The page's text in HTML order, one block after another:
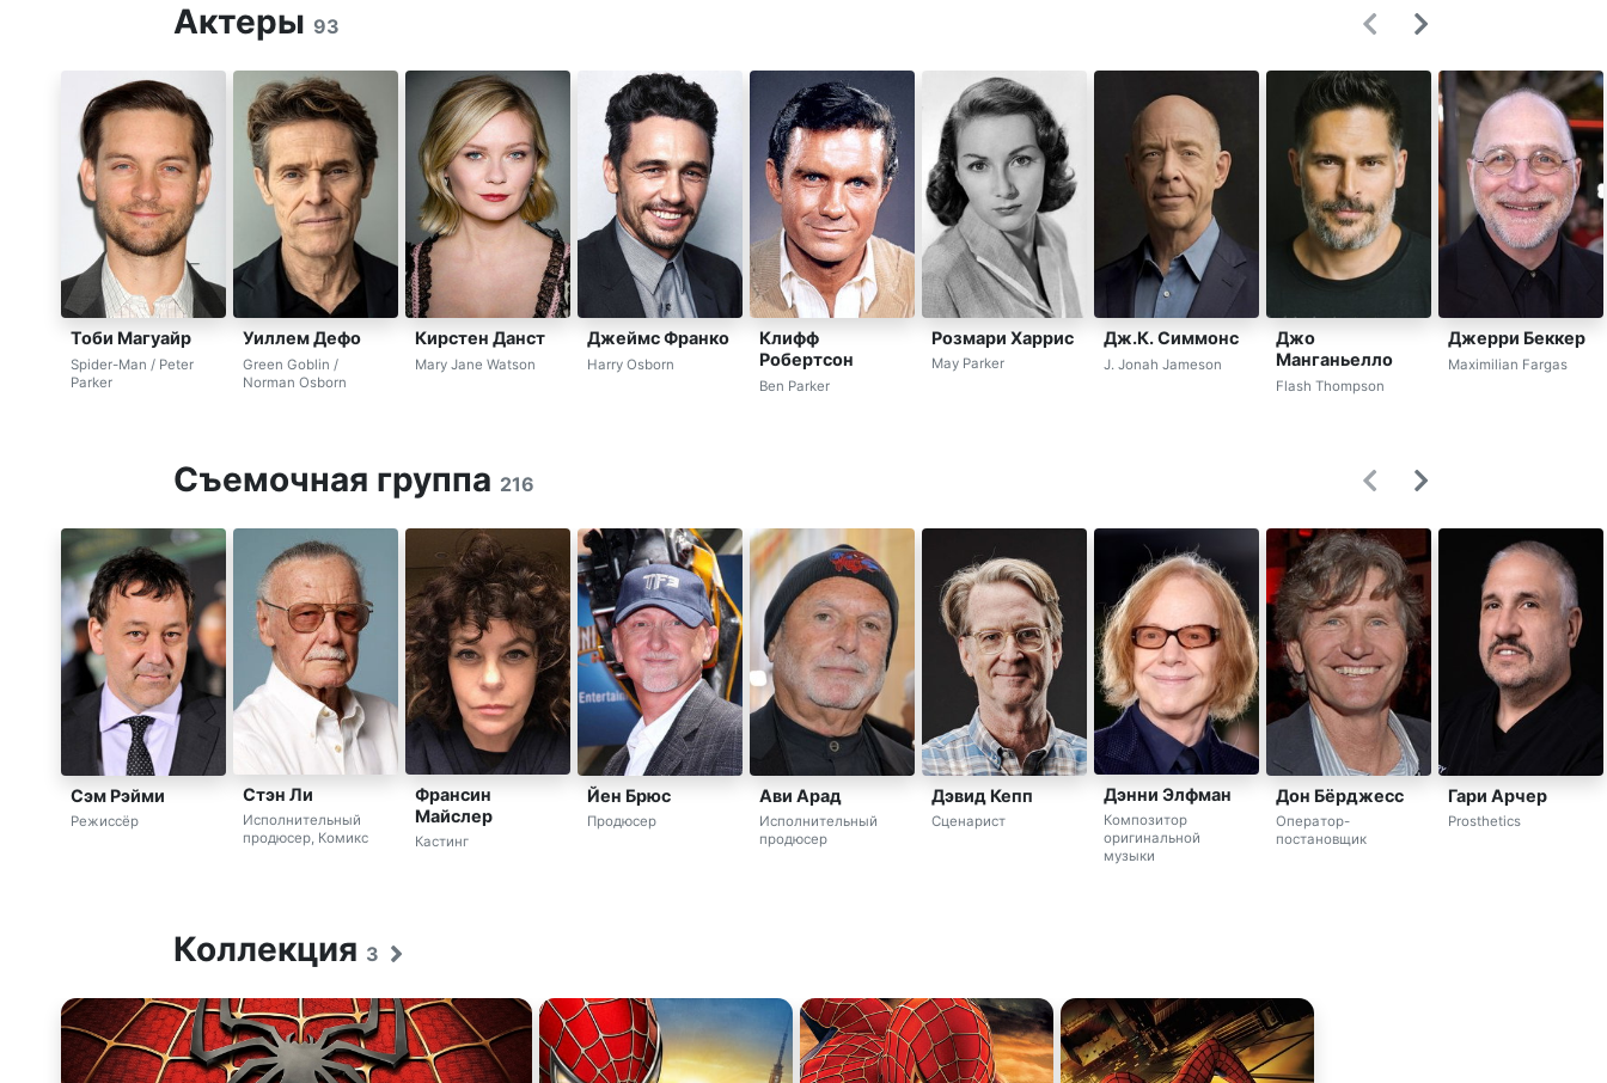
Актеры 93
Тоби Магуайр
Spider-Man / Peter
Parker
Уиллем Дефо
Green Goblin /
Norman Osborn
Кирстен Данст
Mary Jane Watson
Джеймс Франко
Harry Osborn
Клифф
Робертсон
Ben Parker
Розмари Харрис
May Parker
Дж.К. Симмонс
J. Jonah Jameson
Джо
Манганьелло
Flash Thompson
Джерри Беккер
Maximilian Fargas
Съемочная группа 216
Сэм Рэйми
Режиссёр
Стэн Ли
Исполнительный
продюсер, Комикс
Франсин
Майслер
Кастинг
Йен Брюс
Продюсер
Ави Арад
Исполнительный
продюсер
Дэвид Кепп
Сценарист
Дэнни Элфман
Композитор
оригинальной
музыки
Дон Бёрджесс
Оператор-
постановщик
Гари Арчер
Prosthetics
Коллекция 3